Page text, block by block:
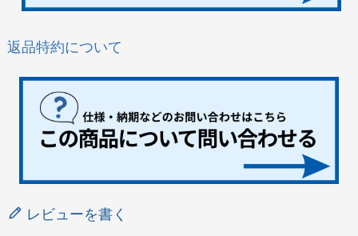
返品特約について
レビューを書く